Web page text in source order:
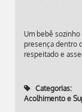
Um bebê
presença dentro
respeitado e
Categorias:
Acolhimento e